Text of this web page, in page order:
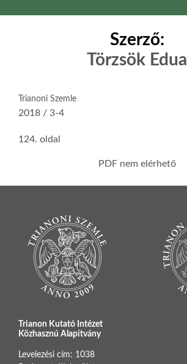
Szerző:
Törzsök Edua
Trianoni Szemle
2018 / 3-4
124. oldal
PDF nem elérhető
Trianon Kutató Intézet
Közhasznú Alapítvány
Levelezési cím: 1038